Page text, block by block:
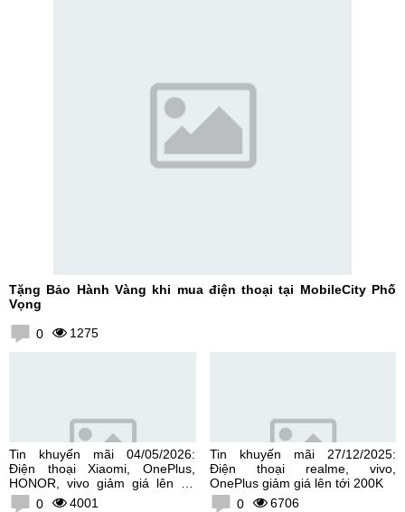
Tặng Bảo Hành Vàng khi mua điện thoại tại MobileCity Phố
Vọng
0 1275
Tin khuyến mãi 04/05/2026:
Điện thoại Xiaomi, OnePlus,
HONOR, vivo giảm giá lên tới
300K0 4001
Tin khuyến mãi 27/12/2025:
Điện thoại realme, vivo,
OnePlus giảm giá lên tới 200K
0
6706